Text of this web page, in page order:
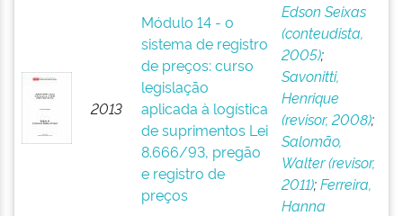
2013
Módulo 14 - o
sistema de registro
de preços: curso
legislação
aplicada à logística
de suprimentos Lei
8.666/93, pregão
e registro de
preços
Edson Seixas
(conteudista,
2005);
Savonitti,
Henrique
(revisor, 2008);
Salomão,
Walter (revisor,
2011);Ferreira,
Hanna